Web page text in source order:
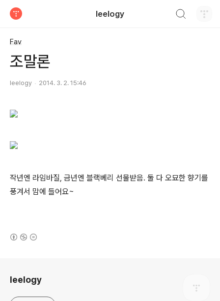
leelogy
Fav
조말론
leelogy 2014. 3. 2. 15:46
작년엔 라임바질, 금년엔 블랙베리 선물받음. 둘 다 오묘한 향기를
풍겨서 맘에 들어요~
leelogy